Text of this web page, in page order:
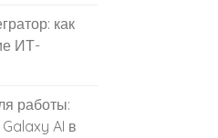
как
ИТ-
работы:
AI в